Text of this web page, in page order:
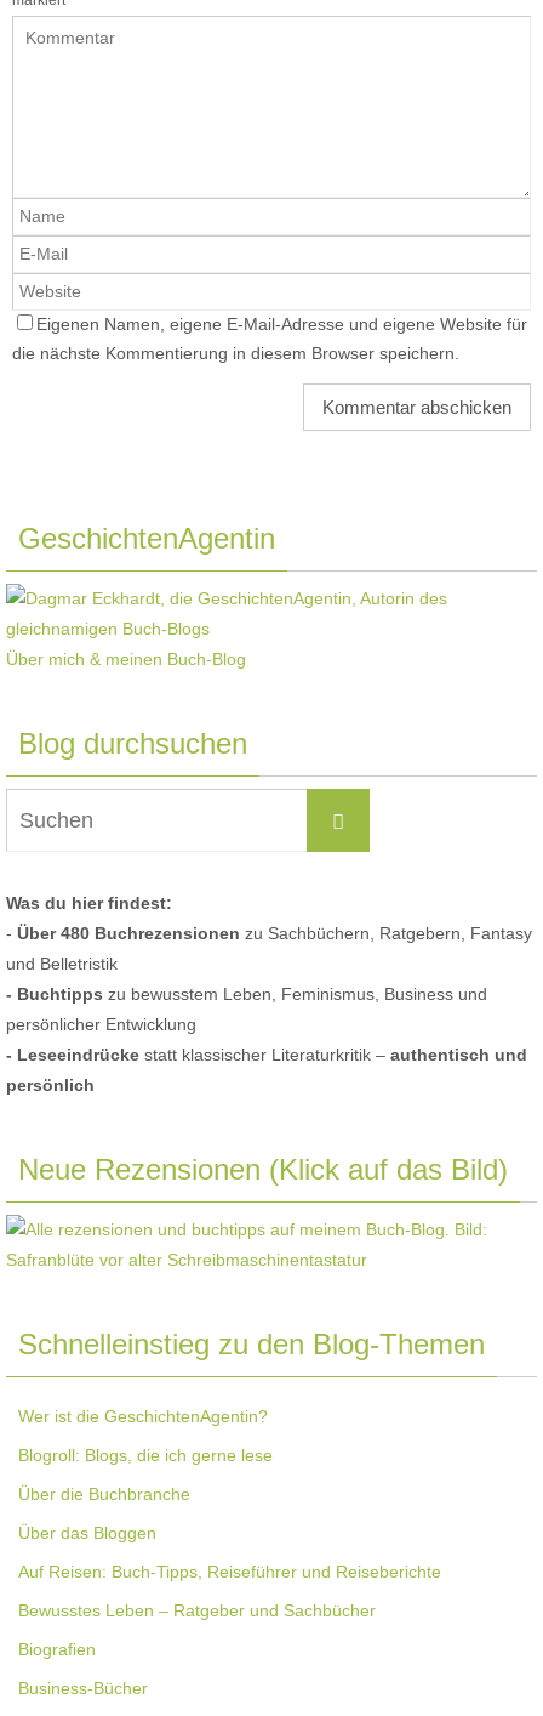
Eigenen Namen, eigene E-Mail-Adresse und eigene Website für
die nächste Kommentierung in diesem Browser speichern.
GeschichtenAgentin
Über mich & meinen Buch-Blog
Blog durchsuchen
Suchen
Was du hier findest:
- Über 480 Buchrezensionen zu Sachbüchern, Ratgebern, Fantasy
und Belletristik
- Buchtipps zu bewusstem Leben, Feminismus, Business und
persönlicher Entwicklung
- Leseeindrücke statt klassischer Literaturkritik – authentisch und
persönlich
Neue Rezensionen (Klick auf das Bild)
Schnelleinstieg zu den Blog-Themen
Wer ist die GeschichtenAgentin?
Blogroll: Blogs, die ich gerne lese
Über die Buchbranche
Über das Bloggen
Auf Reisen: Buch-Tipps, Reiseführer und Reiseberichte
Bewusstes Leben – Ratgeber und Sachbücher
Biografien
Business-Bücher